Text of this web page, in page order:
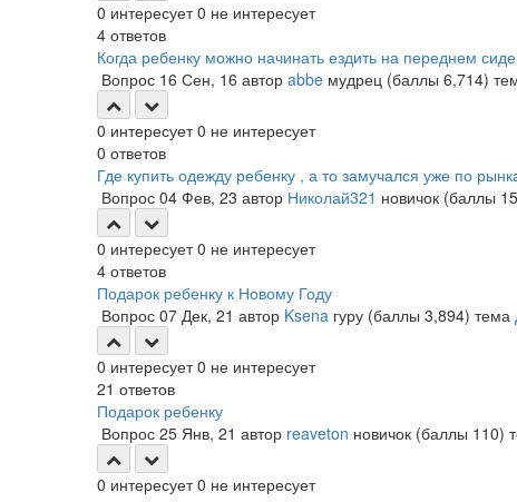
0 интересует 0 не интересует
4 ответов
Когда ребенку можно начинать ездить на переднем
Вопрос 16 Сен, 16 автор abbe мудрец (баллы 6,714)
0 интересует 0 не интересует
0 ответов
Где купить одежду ребенку , а то замучался уже по
Вопрос 04 Фев, 23 автор Николай321 новичок (баллы
0 интересует 0 не интересует
4 ответов
Подарок ребенку к Новому Году
Вопрос 07 Дек, 21 автор Ksena гуру (баллы 3,894) тема
0 интересует 0 не интересует
21 ответов
Подарок ребенку
Вопрос 25 Янв, 21 автор reaveton новичок (баллы 110)
0 интересует 0 не интересует